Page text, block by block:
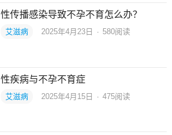
性传播感染导致不孕不育怎么办？
艾滋病 2025年4月23日 · 580阅读
性疾病与不孕不育症
艾滋病 2025年4月15日 · 475阅读